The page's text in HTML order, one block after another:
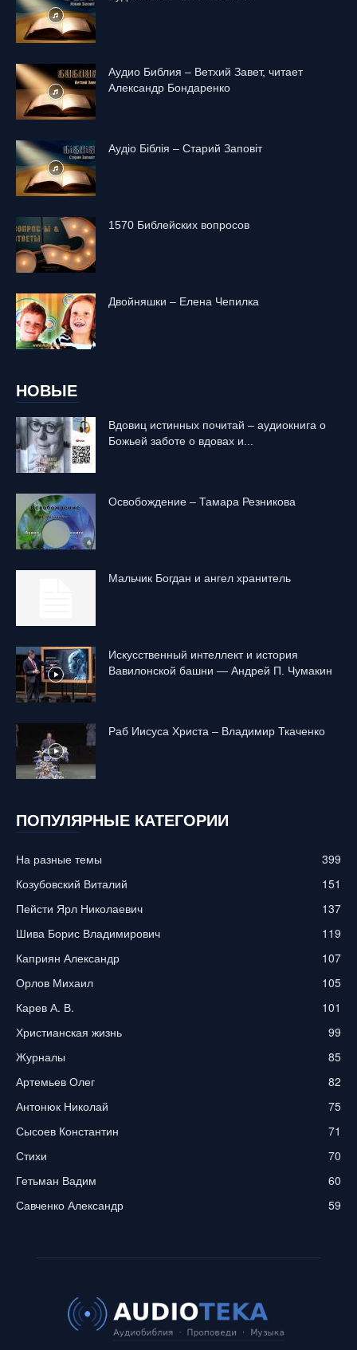
Аудио Библия – Ветхий Завет, читает
Александр Бондаренко
Аудіо Біблія – Старий Заповіт
1570 Библейских вопросов
Двойняшки – Елена Чепилка
НОВЫЕ
Вдовиц истинных почитай – аудиокнига о
Божьей заботе о вдовах и...
Освобождение – Тамара Резникова
Mальчик Богдан и ангел хранитель
Искусственный интеллект и история
Вавилонской башни — Андрей П. Чумакин
Раб Иисуса Христа – Владимир Ткаченко
ПОПУЛЯРНЫЕ КАТЕГОРИИ
На разные темы
399
Козубовский Виталий
151
Пейсти Ярл Николаевич
137
Шива Борис Владимирович
119
Каприян Александр
107
Орлов Михаил
105
Карев А. В.
101
Христианская жизнь
99
Журналы
85
Артемьев Олег
82
Антонюк Николай
75
Сысоев Константин
71
Стихи
70
Гетьман Вадим
60
Савченко Александр
59